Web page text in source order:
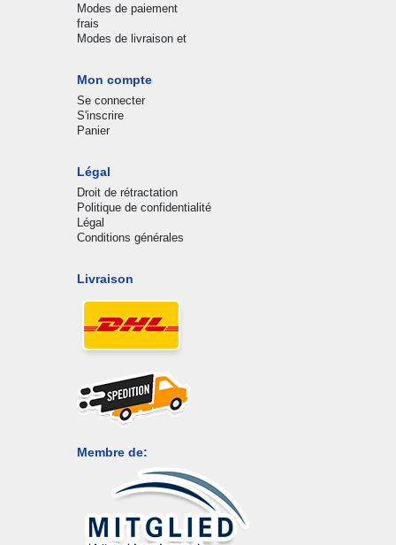
Modes de paiement
frais
Modes de livraison et
Mon compte
Se connecter
S'inscrire
Panier
Légal
Droit de rétractation
Politique de confidentialité
Légal
Conditions générales
Livraison
Membre de: